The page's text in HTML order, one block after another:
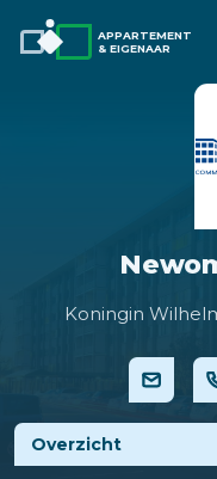
APPARTEMENT
& EIGENAAR
Koningin
Overzicht